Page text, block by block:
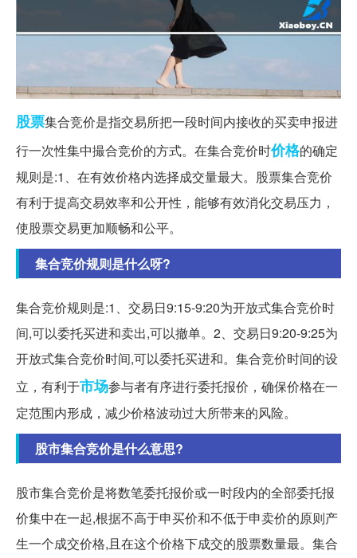
股票集合竞价是指交易所把一段时间内接收的买卖申报进
行一次性集中撮合竞价的方式。在集合竞价时价格的确定
规则是:1、在有效价格内选择成交量最大。股票集合竞价
有利于提高交易效率和公开性，能够有效消化交易压力，
使股票交易更加顺畅和公平。
集合竞价规则是什么呀?
集合竞价规则是:1、交易日9:15-9:20为开放式集合竞价时
间,可以委托买进和卖出,可以撤单。2、交易日9:20-9:25为
开放式集合竞价时间,可以委托买进和。集合竞价时间的设
立，有利于市场参与者有序进行委托报价，确保价格在一
定范围内形成，减少价格波动过大所带来的风险。
股市集合竞价是什么意思?
股市集合竞价是将数笔委托报价或一时段内的全部委托报
价集中在一起,根据不高于申买价和不低于申卖价的原则产
生一个成交价格,且在这个价格下成交的股票数量最。集合